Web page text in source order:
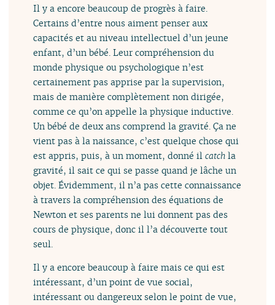
Il y a encore beaucoup de progrès à faire.
Certains d’entre nous aiment penser aux
capacités et au niveau intellectuel d’un jeune
enfant, d’un bébé. Leur compréhension du
monde physique ou psychologique n’est
certainement pas apprise par la supervision,
mais de manière complètement non dirigée,
comme ce qu’on appelle la physique inductive.
Un bébé de deux ans comprend la gravité. Ça ne
vient pas à la naissance, c’est quelque chose qui
est appris, puis, à un moment, donné ilcatch la
gravité, il sait ce qui se passe quand je lâche un
objet. Évidemment, il n’a pas cette connaissance
à travers la compréhension des équations de
Newton et ses parents ne lui donnent pas des
cours de physique, donc il l’a découverte tout
seul.
Il y a encore beaucoup à faire mais ce qui est
intéressant, d’un point de vue social,
intéressant ou dangereux selon le point de vue,